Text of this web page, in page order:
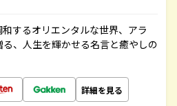
するオリエンタルな世界、アラ
、人生を輝かせる名言と癒やしの
詳細を見る